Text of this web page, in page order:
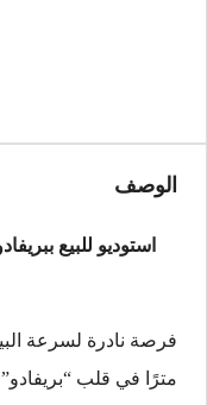
الوصف
مترًا في قلب “بريفادو”